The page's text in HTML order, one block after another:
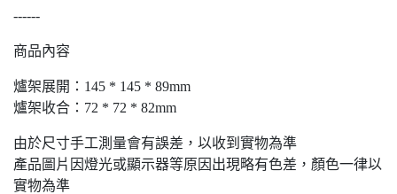
------
商品內容
爐架展開：145 * 145 * 89mm
爐架收合：72 * 72 * 82mm
由於尺寸手工測量會有誤差，以收到實物為準
產品圖片因燈光或顯示器等原因出現略有色差，顏色一律以
實物為準